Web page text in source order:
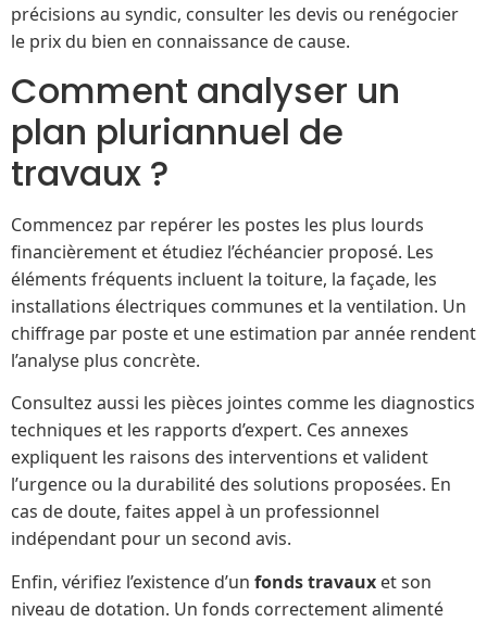
précisions au syndic, consulter les devis ou renégocier
le prix du bien en connaissance de cause.
Comment analyser un
plan pluriannuel de
travaux ?
Commencez par repérer les postes les plus lourds
financièrement et étudiez l’échéancier proposé. Les
éléments fréquents incluent la toiture, la façade, les
installations électriques communes et la ventilation. Un
chiffrage par poste et une estimation par année rendent
l’analyse plus concrète.
Consultez aussi les pièces jointes comme les diagnostics
techniques et les rapports d’expert. Ces annexes
expliquent les raisons des interventions et valident
l’urgence ou la durabilité des solutions proposées. En
cas de doute, faites appel à un professionnel
indépendant pour un second avis.
Enfin, vérifiez l’existence d’un fonds travaux et son
niveau de dotation. Un fonds correctement alimenté